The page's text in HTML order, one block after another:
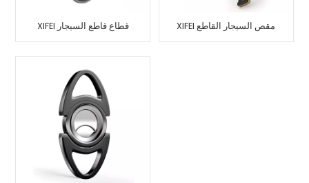
XIFEI قطاع قاطع السيجار XIFEI مقص السيجار القاطع